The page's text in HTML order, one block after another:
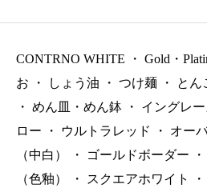
CONTRNO WHITE ・ Gold・
お
・ しょう油 ・ つけ麺 ・ とん
・ めん皿・めん鉢 ・ イングレ
ロー
・ ウルトラレッド ・ オー
（中白）
・ ゴールドボーダー ・
（色釉）
・ スクエアホワイト ・